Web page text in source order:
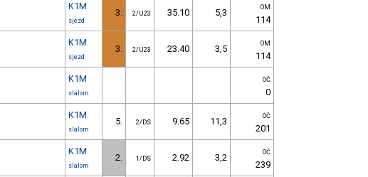
K1M
sjezd
3. 2/U23 35.10 5,3 OM
114
K1M
sjezd
3. 2/U23 23.40 3,5 OM
114
K1M
slalom
OČ
0
K1M
slalom
5. 2/DS 9.65 11,3 OČ
201
K1M
slalom
2. 1/DS 2.92 3,2 OČ
239